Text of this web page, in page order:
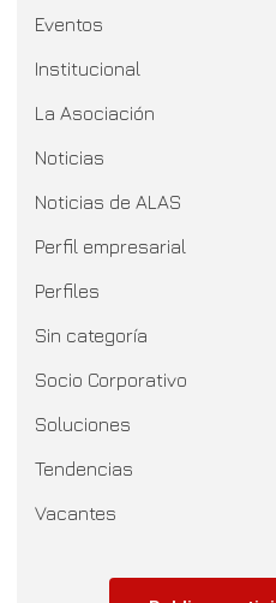
Eventos
Institucional
La Asociación
Noticias
Noticias de ALAS
Perfil empresarial
Perfiles
Sin categoría
Socio Corporativo
Soluciones
Tendencias
Vacantes